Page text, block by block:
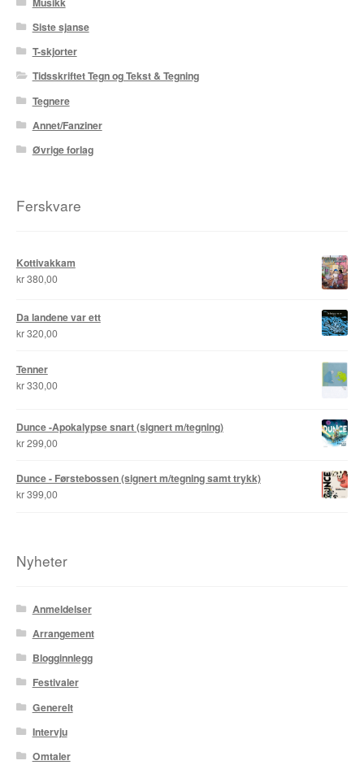
Siste sjanse
T-skjorter
Tidsskriftet Tegn og Tekst & Tegning
Tegnere
Annet/Fanziner
Øvrige forlag
Ferskvare
Kottivakkam
kr380,00
Da landene var ett
kr320,00
Tenner
kr330,00
Dunce -Apokalypse snart (signert m/tegning)
kr299,00
Dunce - Førstebossen (signert m/tegning samt trykk)
kr399,00
Nyheter
Anmeldelser
Arrangement
Blogginnlegg
Festivaler
Generelt
Intervju
Omtaler